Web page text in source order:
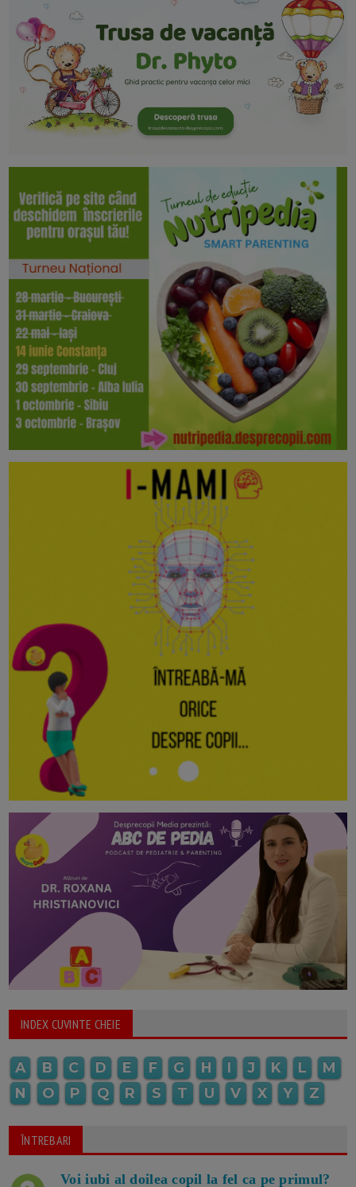
INDEX CUVINTE CHEIE
A B C D E F G H I J K L
M
N
O P Q R S T U V X Y Z
ÎNTREBARI
Voi iubi al doilea copil la fel ca pe primul?